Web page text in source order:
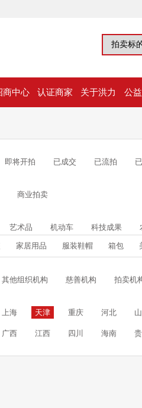
商中心 认证商家 关于洪力 公
即将开拍 已成交 已流拍
商业拍卖
艺术品 机动车 科技成果
家居用品 服装鞋帽 箱包
其他组织机构 慈善机构 拍卖机
上海 天津 重庆 河北
广西 江西 四川 海南